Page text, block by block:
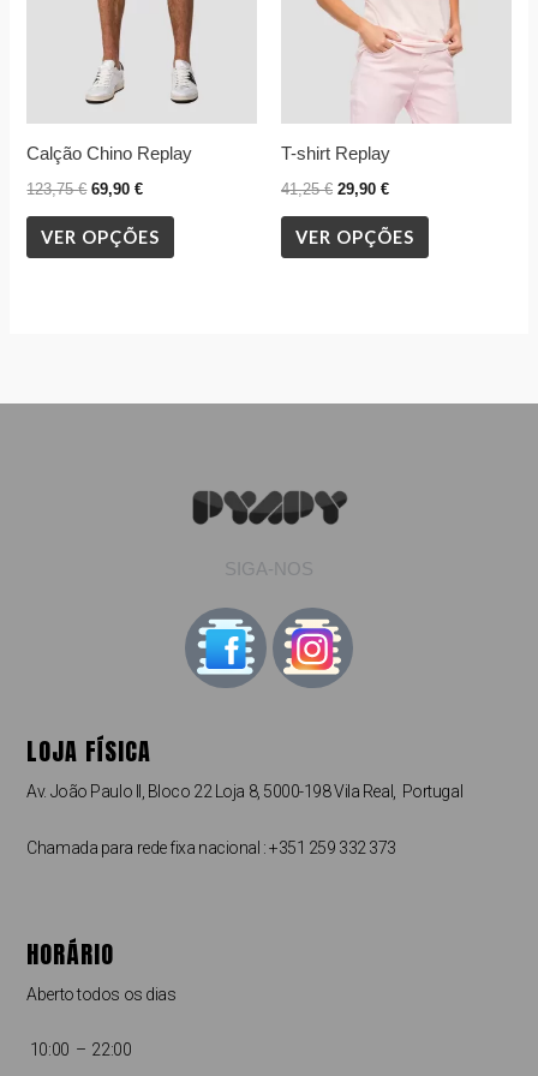
Calção Chino Replay
123,75€ 69,90€
VER OPÇÕES
options
may
be
chosen
on
product
page
T-shirt Replay
41,25€ 29,90 €
VER OPÇÕES
options
may
be
chosen
product
page
SIGA-NOS
LOJA FÍSICA
Av. João Paulo II, Bloco 22 Loja 8, 5000-198 Vila Real, Portugal
Chamada para rede fixa nacional : +351 259 332 373
HORÁRIO
Aberto todos os dias
10:00 – 22:00